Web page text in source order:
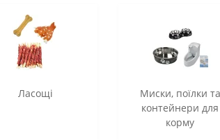
Ласощі
Миски, поїлки та
контейнери для
корму